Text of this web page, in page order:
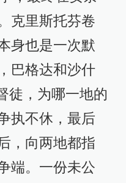
克里斯托芬卷
身也是一次默
巴格达和沙什
徒，为哪一地的
执不休，最后
，向两地都指
端。一份未公